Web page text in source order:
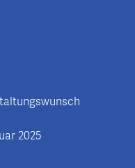
2025